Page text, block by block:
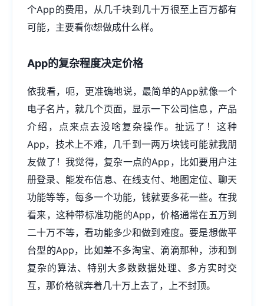
个App的费用，从几千块到几十万很至上百万都有
可能，主要看你想做成什么样。
App的复杂程度决定价格
依我看，呃，更准确地说，最简单的App就像一个
电子名片，就几个页面，显示一下公司信息，产品
介绍，点来点去没啥复杂操作。扯远了！这种
App，技术上不难，几千到一两万块钱可能就我朋
友做了！我觉得，复杂一点的App，比如要用户注
册登录、能发布信息、在线支付、地图定位、聊天
功能等等，每多一个功能，钱就要多花一些。在我
看来，这种带标准功能的App，价格通常在五万到
二十万不等，看功能多少和做到难度。要是想做平
台型的App，比如差不多淘宝、滴滴那种，涉和到
复杂的算法、特别大多数数据处理、多方实时交
互，那价格就奔着几十万上去了，上不封顶。